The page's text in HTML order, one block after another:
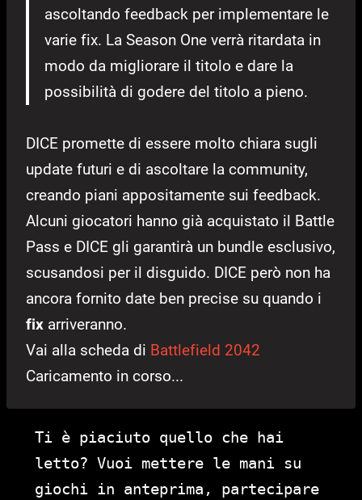
ascoltando feedback per implementare le
varie fix. La Season One verrà ritardata in
modo da migliorare il titolo e dare la
possibilità di godere del titolo a pieno.
DICE promette di essere molto chiara sugli
update futuri e di ascoltare la community,
creando piani appositamente sui feedback.
Alcuni giocatori hanno già acquistato il Battle
Pass e DICE gli garantirà un bundle esclusivo,
scusandosi per il disguido. DICE però non ha
ancora fornito date ben precise su quando i
fix arriveranno.
Vai alla scheda di Battlefield 2042
Caricamento in corso...
Ti è piaciuto quello che hai
letto? Vuoi mettere le mani su
giochi in anteprima, partecipare